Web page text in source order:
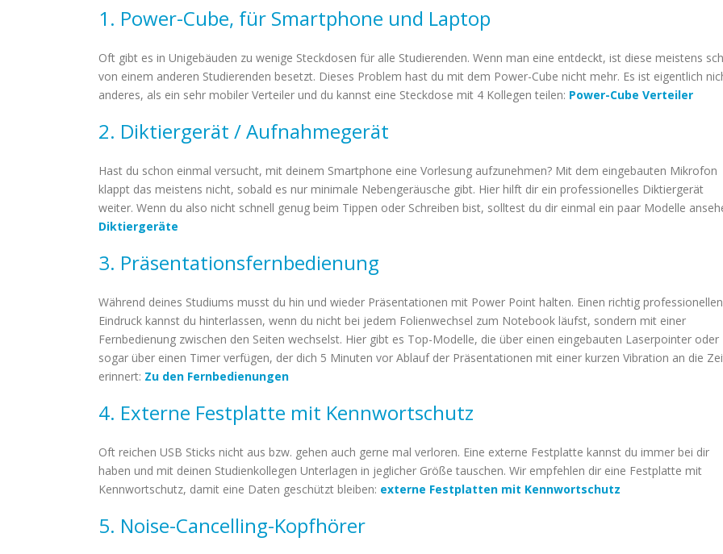
1. Power-Cube, für Smartphone und Laptop
Oft gibt es in Unigebäuden zu wenige Steckdosen für alle Studierenden. Wenn man eine entdeckt, ist diese meistens
von einem anderen Studierenden besetzt. Dieses Problem hast du mit dem Power-Cube nicht mehr. Es ist eigentlich
anderes, als ein sehr mobiler Verteiler und du kannst eine Steckdose mit 4 Kollegen teilen: Power-Cube Verteiler
2. Diktiergerät / Aufnahmegerät
Hast du schon einmal versucht, mit deinem Smartphone eine Vorlesung aufzunehmen? Mit dem eingebauten Mikrofon
klappt das meistens nicht, sobald es nur minimale Nebengeräusche gibt. Hier hilft dir ein professionelles Diktiergerät
weiter. Wenn du also nicht schnell genug beim Tippen oder Schreiben bist, solltest du dir einmal ein paar Modelle
Diktiergeräte
3. Präsentationsfernbedienung
Während deines Studiums musst du hin und wieder Präsentationen mit Power Point halten. Einen richtig professionellen
Eindruck kannst du hinterlassen, wenn du nicht bei jedem Folienwechsel zum Notebook läufst, sondern mit einer
Fernbedienung zwischen den Seiten wechselst. Hier gibt es Top-Modelle, die über einen eingebauten Laserpointer oder
sogar über einen Timer verfügen, der dich 5 Minuten vor Ablauf der Präsentationen mit einer kurzen Vibration an die
erinnert: Zu den Fernbedienungen
4. Externe Festplatte mit Kennwortschutz
Oft reichen USB Sticks nicht aus bzw. gehen auch gerne mal verloren. Eine externe Festplatte kannst du immer bei dir
haben und mit deinen Studienkollegen Unterlagen in jeglicher Größe tauschen. Wir empfehlen dir eine Festplatte mit
Kennwortschutz, damit eine Daten geschützt bleiben: externe Festplatten mit Kennwortschutz
5. Noise-Cancelling-Kopfhörer